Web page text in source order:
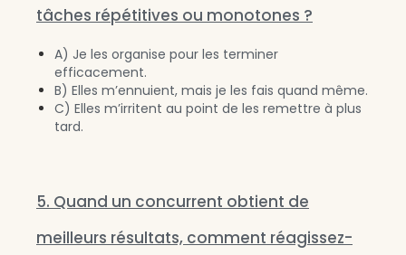
tâches répétitives ou monotones ?
A) Je les organise pour les terminer
efficacement.
B) Elles m’ennuient, mais je les fais quand même.
C) Elles m’irritent au point de les remettre à plus
tard.
5. Quand un concurrent obtient de
meilleurs résultats, comment réagissez-